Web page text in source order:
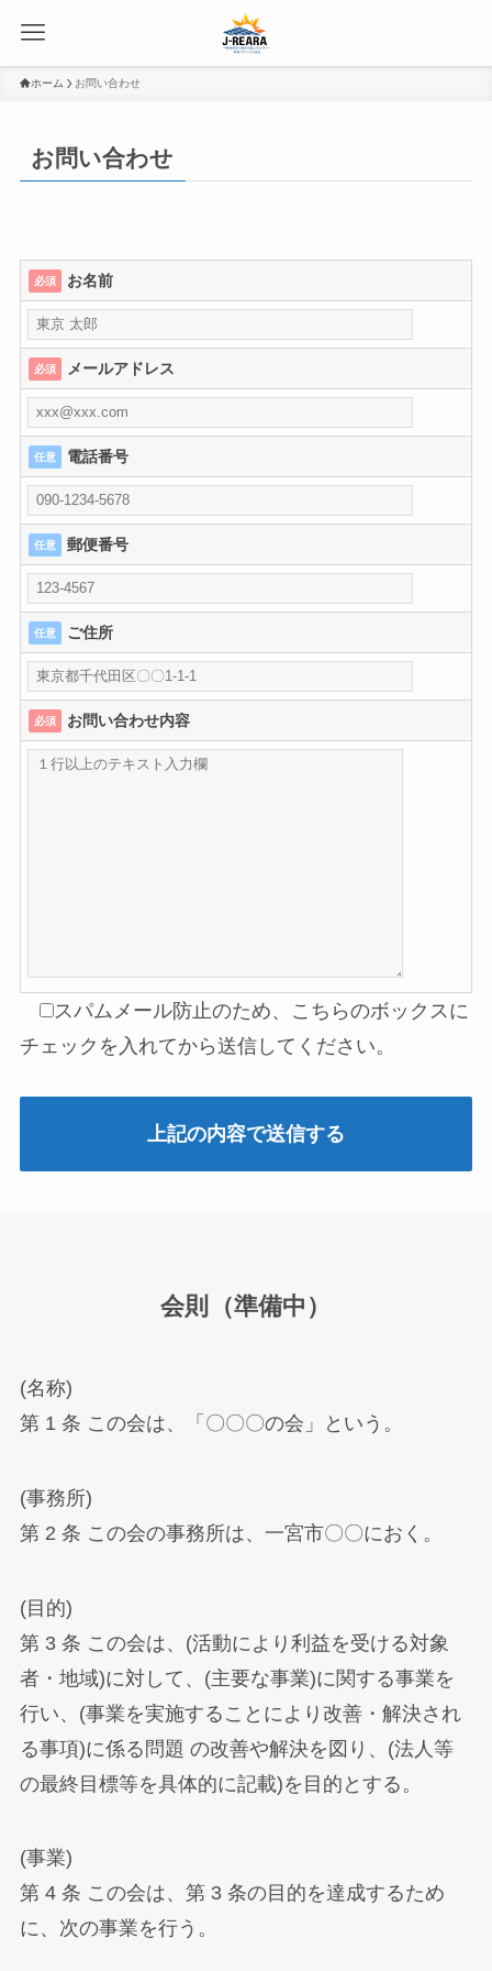
ホーム お問い合わせ
お問い合わせ
必須 お名前
必須 メールアドレス
任意 電話番号
任意 郵便番号
任意 ご住所
必須 お問い合わせ内容
スパムメール防止のため、こちらのボックスに
チェックを入れてから送信してください。
会則（準備中）
(名称)
第 1 条 この会は、「〇〇〇の会」という。
(事務所)
第 2 条 この会の事務所は、一宮市〇〇におく。
(目的)
第 3 条 この会は、(活動により利益を受ける対象
者・地域)に対して、(主要な事業)に関する事業を
行い、(事業を実施することにより改善・解決され
る事項)に係る問題 の改善や解決を図り、(法人等
の最終目標等を具体的に記載)を目的とする。
(事業)
第 4 条 この会は、第 3 条の目的を達成するため
に、次の事業を行う。